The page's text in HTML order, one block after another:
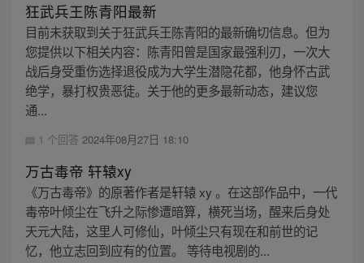
狂武兵王陈青阳最新
目前未获取到关于狂武兵王陈青阳的最新确切信息。但为
您提供以下相关内容：陈青阳曾是国家最强利刃，一次大
战后身受重伤选择退役成为大学生潜隐花都，他身怀古武
绝学，暴打权贵恶徒。关于他的更多最新动态，建议您
通...
1 个回答 2024年08月27日 18:10
万古毒帝 轩辕xy
《万古毒帝》的原著作者是轩辕 xy 。在这部作品中，一代
毒帝叶倾尘在飞升之际惨遭暗算，横死当场，醒来后身处
天元大陆，这里人可修仙，叶倾尘只有现在和前世的记
忆，他立志回到应有的位置。 等待电视剧的...